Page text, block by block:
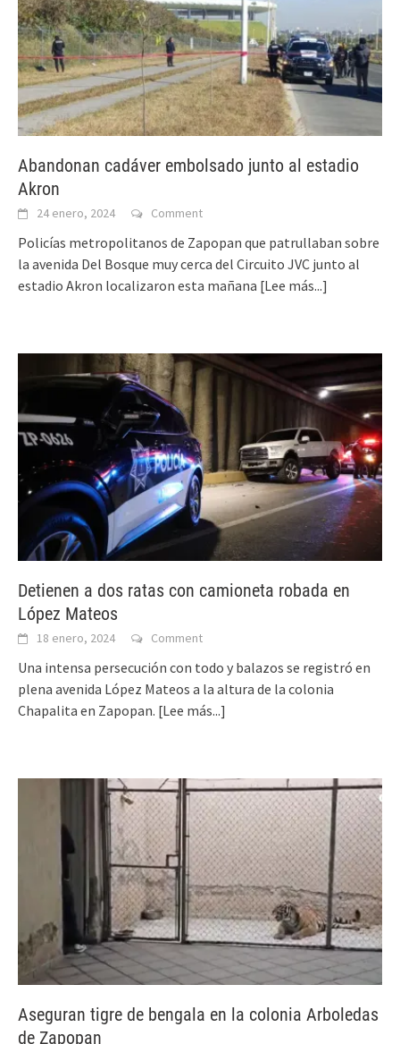
Abandonan cadáver embolsado junto al estadio
Akron
24 enero, 2024 Comment
Policías metropolitanos de Zapopan que patrullaban sobre
la avenida Del Bosque muy cerca del Circuito JVC junto al
estadio Akron localizaron esta mañana [Lee más...]
Detienen a dos ratas con camioneta robada en
López Mateos
18 enero, 2024 Comment
Una intensa persecución con todo y balazos se registró en
plena avenida López Mateos a la altura de la colonia
Chapalita en Zapopan. [Lee más...]
Aseguran tigre de bengala en la colonia Arboledas
de Zapopan